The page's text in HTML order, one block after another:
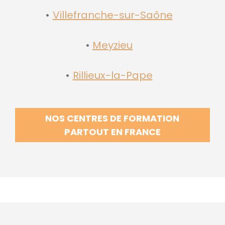
Villefranche-sur-Saône
Meyzieu
Rillieux-la-Pape
NOS CENTRES DE FORMATION
PARTOUT EN FRANCE